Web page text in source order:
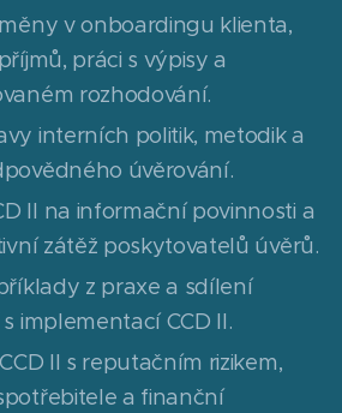
v onboardingu klienta,
práci s výpisy a
rozhodování.
interních politik, metodik a
úvěrování.
II na informační povinnosti a
zátěž poskytovatelů úvěrů.
z praxe a sdílení
implementací CCD II.
II s reputačním rizikem,
a finanční